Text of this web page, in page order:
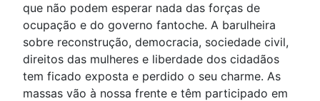
que não podem esperar nada das forças de
ocupação e do governo fantoche. A barulheira
sobre reconstrução, democracia, sociedade civil,
direitos das mulheres e liberdade dos cidadãos
tem ficado exposta e perdido o seu charme. As
massas vão à nossa frente e têm participado em